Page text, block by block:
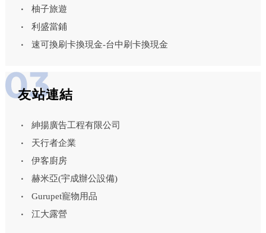
柚子旅遊
利盛當鋪
速可換刷卡換現金-台中刷卡換現金
友站連結
紳揚廣告工程有限公司
天行者企業
伊客廚房
赫米亞(宇成辦公設備)
Gurupet寵物用品
江大露營